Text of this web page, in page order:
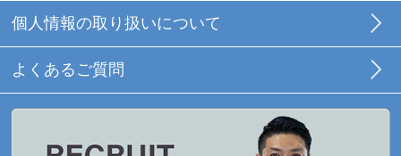
個人情報の取り扱いについて
よくあるご質問